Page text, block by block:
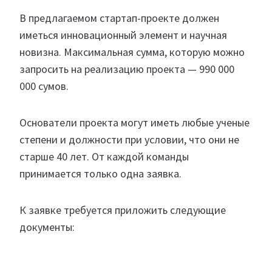
В предлагаемом стартап-проекте должен
иметься инновационный элемент и научная
новизна. Максимальная сумма, которую можно
запросить на реализацию проекта — 990 000
000 сумов.
Основатели проекта могут иметь любые ученые
степени и должности при условии, что они не
старше 40 лет. От каждой команды
принимается только одна заявка.
К заявке требуется приложить следующие
документы: